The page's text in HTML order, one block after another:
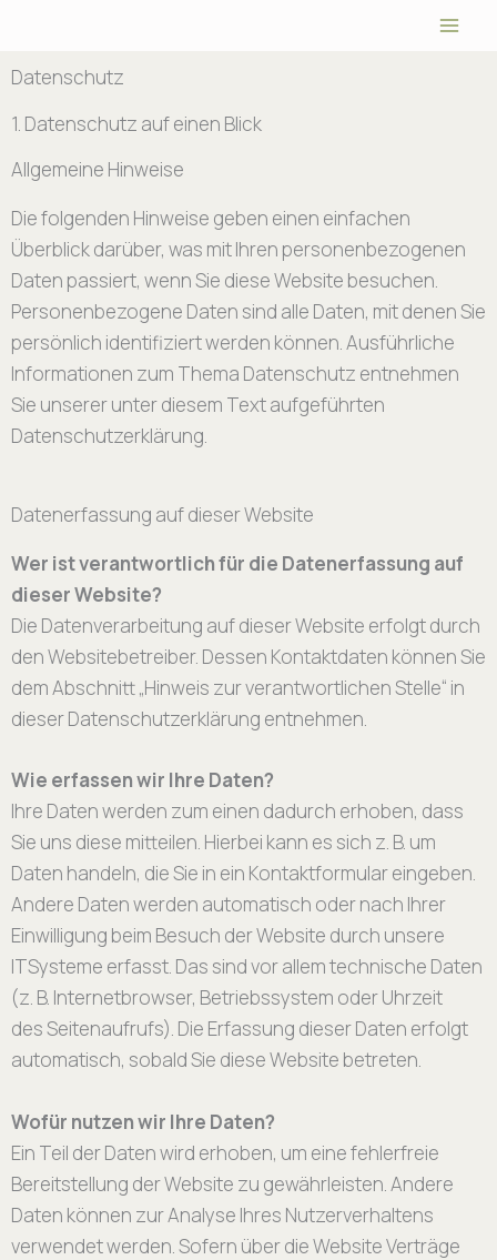
springen
Datenschutz
1. Datenschutz auf einen Blick
Allgemeine Hinweise
Die folgenden Hinweise geben einen einfachen
Überblick darüber, was mit Ihren personenbezogenen
Daten passiert, wenn Sie diese Website besuchen.
Personenbezogene Daten sind alle Daten, mit denen Sie
persönlich identifiziert werden können. Ausführliche
Informationen zum Thema Datenschutz entnehmen
Sie unserer unter diesem Text aufgeführten
Datenschutzerklärung.
Datenerfassung auf dieser Website
Wer ist verantwortlich für die Datenerfassung auf
dieser Website?
Die Datenverarbeitung auf dieser Website erfolgt durch
den Websitebetreiber. Dessen Kontaktdaten können Sie
dem Abschnitt „Hinweis zur verantwortlichen Stelle“ in
dieser Datenschutzerklärung entnehmen.
Wie erfassen wir Ihre Daten?
Ihre Daten werden zum einen dadurch erhoben, dass
Sie uns diese mitteilen. Hierbei kann es sich z. B. um
Daten handeln, die Sie in ein Kontaktformular eingeben.
Andere Daten werden automatisch oder nach Ihrer
Einwilligung beim Besuch der Website durch unsere
ITSysteme erfasst. Das sind vor allem technische Daten
(z. B. Internetbrowser, Betriebssystem oder Uhrzeit
des Seitenaufrufs). Die Erfassung dieser Daten erfolgt
automatisch, sobald Sie diese Website betreten.
Wofür nutzen wir Ihre Daten?
Ein Teil der Daten wird erhoben, um eine fehlerfreie
Bereitstellung der Website zu gewährleisten. Andere
Daten können zur Analyse Ihres Nutzerverhaltens
verwendet werden. Sofern über die Website Verträge